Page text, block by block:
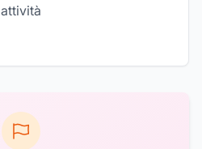
attività